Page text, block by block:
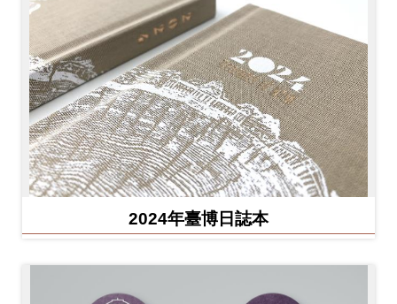
2024年臺博日誌本